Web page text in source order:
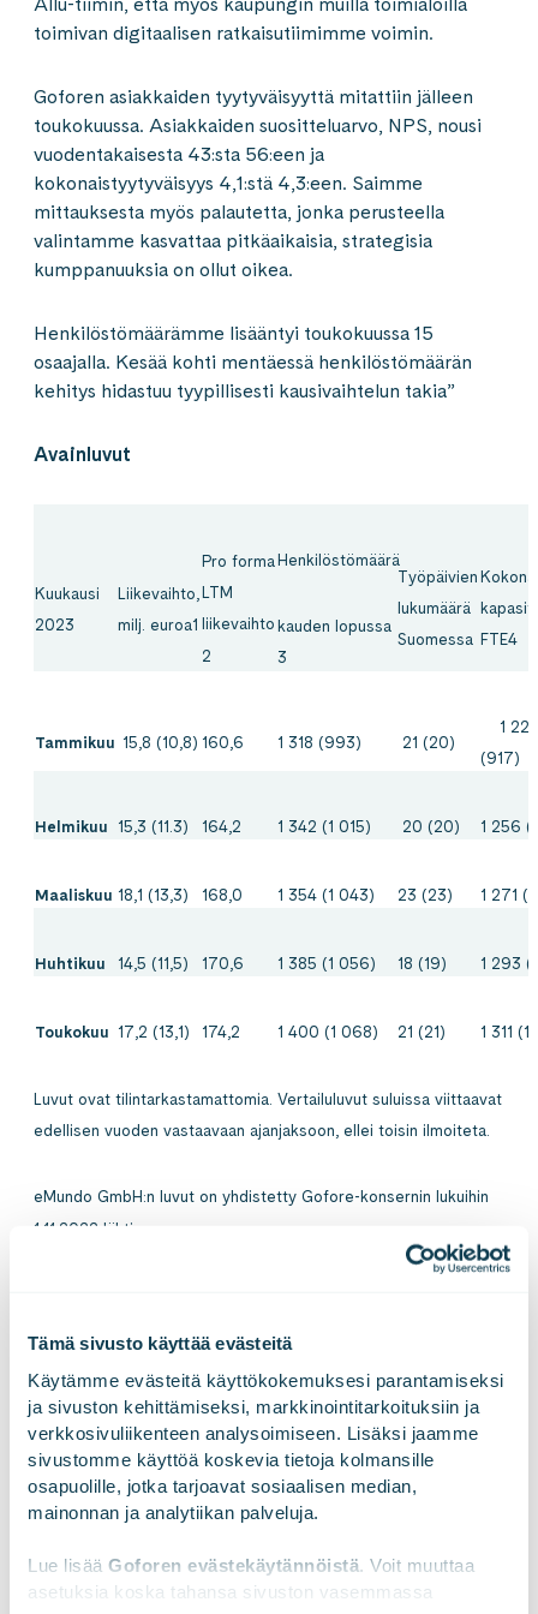
Tämä sivusto käyttää evästeitä
Käytämme evästeitä käyttökokemuksesi parantamiseksi
ja sivuston kehittämiseksi, markkinointitarkoituksiin ja
verkkosivuliikenteen analysoimiseen. Lisäksi jaamme
sivustomme käyttöä koskevia tietoja kolmansille
osapuolille, jotka tarjoavat sosiaalisen median,
mainonnan ja analytiikan palveluja.
Lue lisää Goforen evästekäytännöistä . Voit muuttaa
asetuksia koska tahansa sivuston vasemmassa
toimivan digitaalisen ratkaisutiimimme voimin.
Goforen asiakkaiden tyytyväisyyttä mitattiin jälleen
toukokuussa. Asiakkaiden suositteluarvo, NPS, nousi
vuodentakaisesta 43:sta 56:een ja
kokonaistyytyväisyys 4,1:stä 4,3:een. Saimme
mittauksesta myös palautetta, jonka perusteella
valintamme kasvattaa pitkäaikaisia, strategisia
kumppanuuksia on ollut oikea.
Henkilöstömäärämme lisääntyi toukokuussa 15
osaajalla. Kesää kohti mentäessä henkilöstömäärän
kehitys hidastuu tyypillisesti kausivaihtelun takia”
Avainluvut
Kuukausi
2023
Liikevaihto,
milj. euroa1
Pro forma
LTM
liikevaihto
2
Henkilöstömäärä
kauden lopussa
3
Työpäivien
lukumäärä
Suomessa FTE4
Tammikuu 15,8 (10,8) 160,6 1 318 (993) 21 (20)
1 225
(917)
Helmikuu 15,3 (11.3) 164,2 1 342 (1 015) 20 (20) 1 256
Maaliskuu 18,1 (13,3) 168,0 1 354 (1 043) 23 (23) 1 271
Huhtikuu 14,5 (11,5) 170,6 1 385 (1 056) 18 (19) 1 293
Toukokuu 17,2 (13,1) 174,2 1 400 (1 068) 21 (21) 1 311
Luvut ovat tilintarkastamattomia. Vertailuluvut suluissa viittaavat
edellisen vuoden vastaavaan ajanjaksoon, ellei toisin ilmoiteta.
eMundo GmbH:n luvut on yhdistetty Gofore-konsernin lukuihin
1.11.2022 lähtien.
2) Yhtiön liiketoimintakatsauksissaan käyttämä viimeisen
kahdentoista kuukauden (LTM) pro forma -liikevaihto kertoo
katsaushetken konsernirakenteen mukaisen liikevaihdon. Pro-
forma liikevaihtoluvussa on mukana yritysostojen ja
mahdollisten divestointien vaikutus. Pro-forma liikevaihtoluku on
tilintarkastamaton
4) Full Time Equivalent (FTE) -luku kertoo konsernin henkilöstön